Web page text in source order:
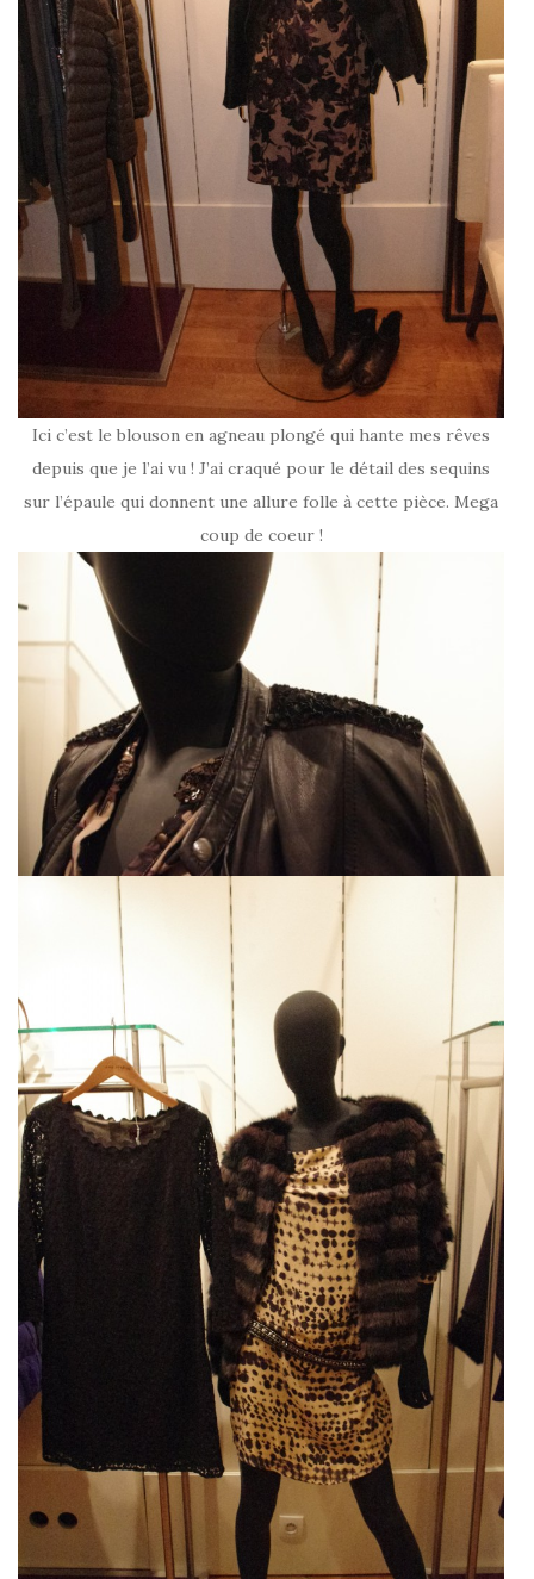
Ici c’est le blouson en agneau plongé qui hante mes rêves
depuis que je l’ai vu ! J’ai craqué pour le détail des sequins
sur l’épaule qui donnent une allure folle à cette pièce. Mega
coup de coeur !